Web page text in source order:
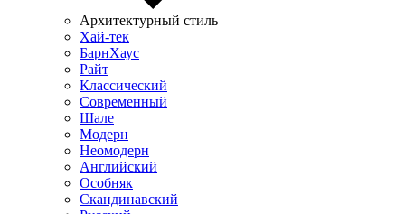
Архитектурный стиль
Хай-тек
БарнХаус
Райт
Классический
Современный
Шале
Модерн
Неомодерн
Английский
Особняк
Скандинавский